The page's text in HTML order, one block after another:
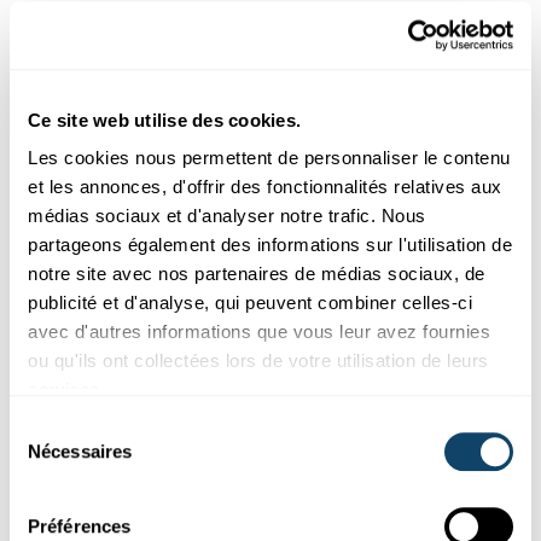
Ce site web utilise des cookies.
Les cookies nous permettent de personnaliser le contenu
et les annonces, d'offrir des fonctionnalités relatives aux
médias sociaux et d'analyser notre trafic. Nous
partageons également des informations sur l'utilisation de
notre site avec nos partenaires de médias sociaux, de
publicité et d'analyse, qui peuvent combiner celles-ci
avec d'autres informations que vous leur avez fournies
ou qu'ils ont collectées lors de votre utilisation de leurs
Nécessaires
Préférences
Quel a été le meilleur moment
« L’attente avant de commencer un défi. Les candidats
étaient à la fois tendus et euphoriques ; l’ambiance était
bonne. Nous avons fait des blagues sur nos rivalités, nos
amitiés et le défi à venir. On savait qu’on allait être filmés,
que ce serait quelque chose de grand mais personne ne
savait à quoi s’attendre. Dans ces moments-là, nous
avons beaucoup ri. »
Quels conseils donnerais-tu à ceux
prochaine saison de Take Off ?